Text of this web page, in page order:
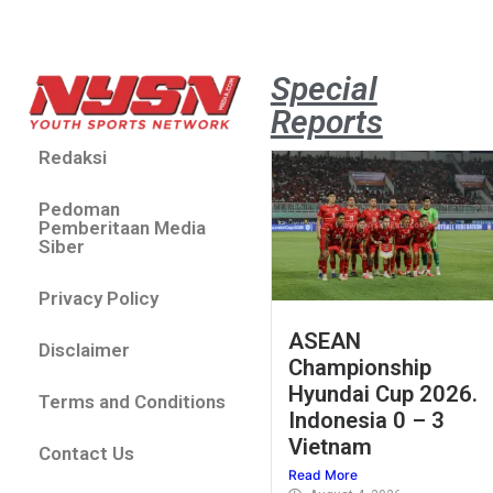
Redaksi
Pedoman
Pemberitaan Media
Siber
Privacy Policy
Disclaimer
Terms and Conditions
Contact Us
Special
Reports
ASEAN
Championship
Hyundai Cup 2026.
Indonesia 0 – 3
Vietnam
Read More